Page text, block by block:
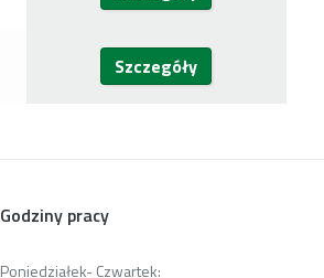
Szczegóły
Godziny pracy
Poniedziałek- Czwartek: